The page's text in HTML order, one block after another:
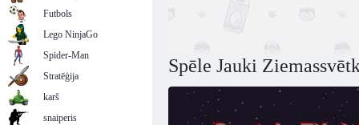
Spēle Jauki
Futbols
Lego NinjaGo
Spider-Man
Stratēģija
karš
snaiperis